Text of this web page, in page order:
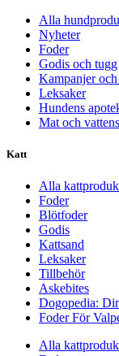
Alla
Nyheter
Foder
Godis och tugg
Kampanjer och
Leksaker
Hundens
Mat och
Katt
Alla
Foder
Blötfoder
Godis
Kattsand
Leksaker
Tillbehör
Askebites
Dogopedia:
Foder För
Alla